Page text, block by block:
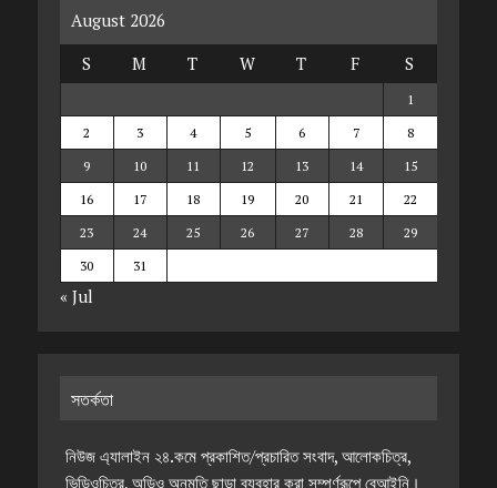
August 2026
S
M T W T F S
1
2
3 4 5 6 7
8
9
10 11 12 13 14
15
16
17 18 19 20 21
22
23
24 25 26 27 28
29
30
31
« Jul
সতর্কতা
নিউজ এ্যালাইন ২৪.কমে প্রকাশিত/প্রচারিত সংবাদ, আলোকচিত্র,
ভিডিওচিত্র, অডিও অনুমতি ছাড়া ব্যবহার করা সম্পূর্ণরূপে বেআইনি।